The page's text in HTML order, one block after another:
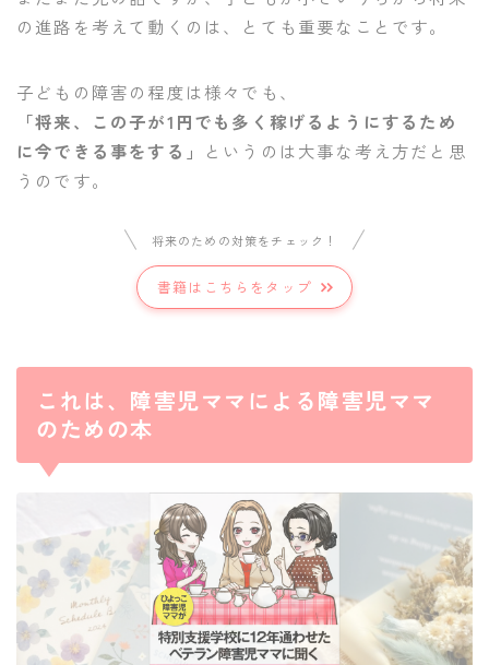
の進路を考えて動くのは、とても重要なことです。
子どもの障害の程度は様々でも、
「将来、この子が1円でも多く稼げるようにするため
に今できる事をする」
というのは大事な考え方だと思
うのです。
将来のための対策をチェック！
書籍はこちらをタップ
これは、障害児ママによる障害児ママ
のための本